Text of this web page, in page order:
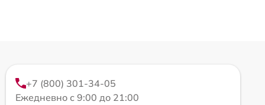
+7 (800) 301-34-05
Ежедневно с 9:00 до 21:00